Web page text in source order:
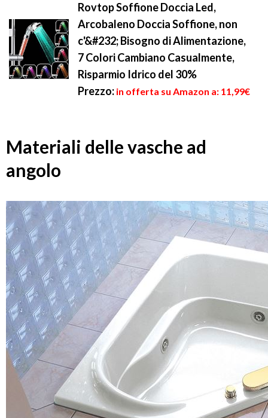
Rovtop Soffione Doccia Led,
Arcobaleno Doccia Soffione, non
c'&#232; Bisogno di Alimentazione,
7 Colori Cambiano Casualmente,
Risparmio Idrico del 30%
Prezzo: in offerta su Amazon a: 11,99€
Materiali delle vasche ad
angolo